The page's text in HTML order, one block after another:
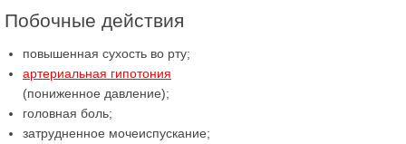
Побочные действия
повышенная сухость во рту;
артериальная гипотония
(пониженное давление);
головная боль;
затрудненное мочеиспускание;